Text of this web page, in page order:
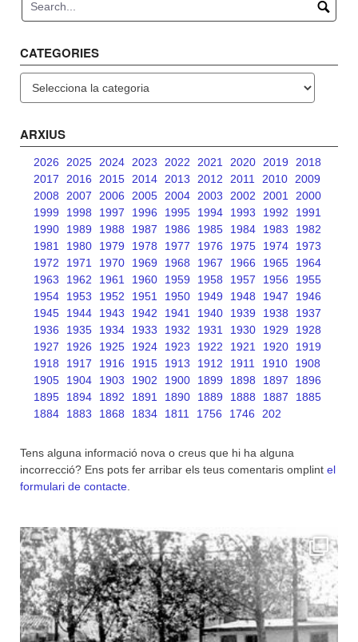
CATEGORIES
ARXIUS
2026 2025 2024 2023 2022 2021 2020 2019
2018
2017
2016 2015 2014 2013 2012 2011 2010 2009
2008
2007 2006 2005 2004 2003 2002 2001
2000
1999
1998 1997 1996 1995 1994 1993 1992
1991
1990
1989 1988 1987 1986 1985 1984 1983
1982
1981
1980 1979 1978 1977 1976 1975 1974
1973
1972
1971 1970 1969 1968 1967 1966 1965
1964
1963
1962 1961 1960 1959 1958 1957 1956
1955
1954
1953 1952 1951 1950 1949 1948 1947
1946
1945
1944 1943 1942 1941 1940 1939 1938
1937
1936
1935 1934 1933 1932 1931 1930 1929
1928
1927
1926 1925 1924 1923 1922 1921 1920
1919
1918
1917 1916 1915 1913 1912 1911 1910
1908
1905
1904 1903 1902 1900 1899 1898 1897
1896
1895
1894 1892 1891 1890 1889 1888 1887
1885
1884
1883 1868 1834 1811 1756 1746 202
Tens alguna informació nova o creus que hi ha alguna
incorrecció? Ens pots fer arribar els teus comentaris omplint el
formulari de contacte.